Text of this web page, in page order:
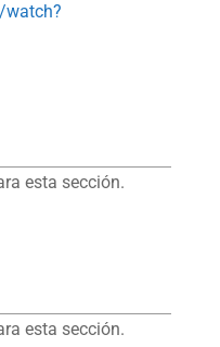
watch?
esta sección.
esta sección.